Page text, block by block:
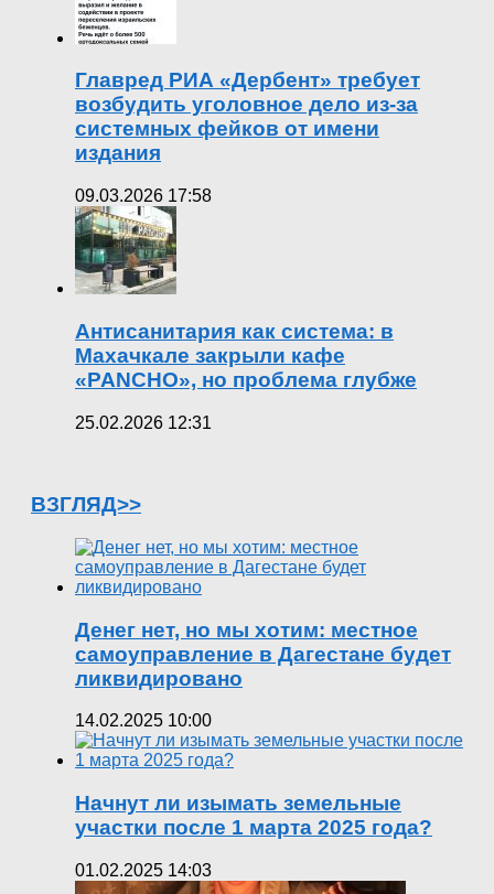
Главред РИА «Дербент» требует
возбудить уголовное дело из-за
системных фейков от имени
издания
09.03.2026 17:58
Антисанитария как система: в
Махачкале закрыли кафе
«PANCHO», но проблема глубже
25.02.2026 12:31
ВЗГЛЯД>>
Денег нет, но мы хотим: местное
самоуправление в Дагестане будет
ликвидировано
14.02.2025 10:00
Начнут ли изымать земельные
участки после 1 марта 2025 года?
01.02.2025 14:03